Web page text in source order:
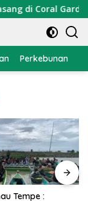
di Coral Garden
Perkebunan